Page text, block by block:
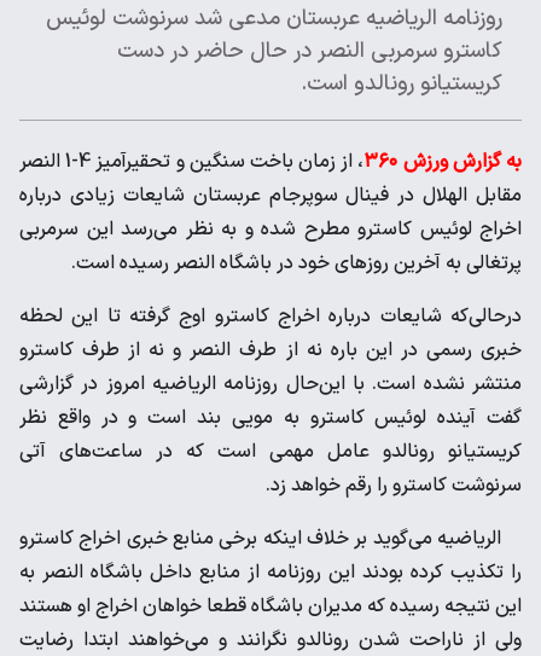
روزنامه الریاضیه عربستان مدعی شد سرنوشت لوئیس
کاسترو ‌سرمربی النصر در حال حاضر در دست
کریستیانو رونالدو است. ‌
به گزارش ورزش ۳۶۰
، از زمان باخت سنگین و تحقیرآمیز 4-1 النصر
‌مقابل الهلال در فینال سوپرجام عربستان شایعات زیادی درباره
اخراج ‌لوئیس کاسترو مطرح شده و به نظر می‌رسد این سرمربی
پرتغالی به ‌آخرین روزهای خود در باشگاه النصر رسیده است. ‌
درحالی‌که شایعات درباره اخراج کاسترو اوج گرفته تا این لحظه
خبری ‌رسمی در این باره نه از طرف النصر و نه از طرف کاسترو
منتشر نشده ‌است. با این‌حال روزنامه الریاضیه امروز در گزارشی
گفت آینده لوئیس ‌کاسترو به مویی بند است و در واقع نظر
کریستیانو رونالدو عامل ‌مهمی است که در ساعت‌های آتی
سرنوشت کاسترو را رقم خواهد زد. ‌
الریاضیه می‌گوید بر خلاف اینکه برخی منابع خبری اخراج کاسترو
را ‌تکذیب کرده بودند این روزنامه از منابع داخل باشگاه النصر به
این ‌نتیجه رسیده که مدیران باشگاه قطعا خواهان اخراج او هستند
ولی ‌از ناراحت شدن رونالدو نگرانند و می‌خواهند ابتدا رضایت